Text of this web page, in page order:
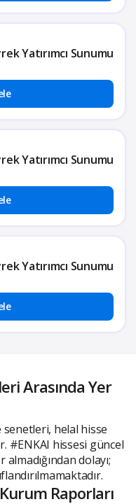
Yatırımcı Sunumu
Yatırımcı Sunumu
Yatırımcı Sunumu
Arasında Yer
senetleri, helal hisse
#ENKAI hissesi güncel
dolayı;
Raporları